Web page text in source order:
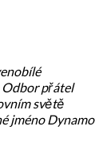
Odbor přátel
světě
jméno Dynamo